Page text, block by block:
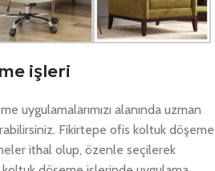
işleri
uygulamalarımızı alanında uzman
Fikirtepe ofis koltuk döşeme
ithal olup, özenle seçilerek